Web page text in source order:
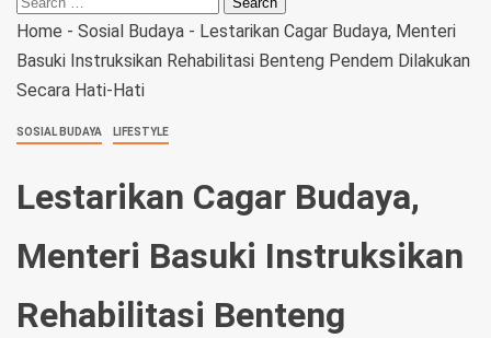
Home - Sosial Budaya - Lestarikan Cagar Budaya, Menteri
Basuki Instruksikan Rehabilitasi Benteng Pendem Dilakukan
Secara Hati-Hati
SOSIAL BUDAYA LIFESTYLE
Lestarikan Cagar Budaya,
Menteri Basuki Instruksikan
Rehabilitasi Benteng